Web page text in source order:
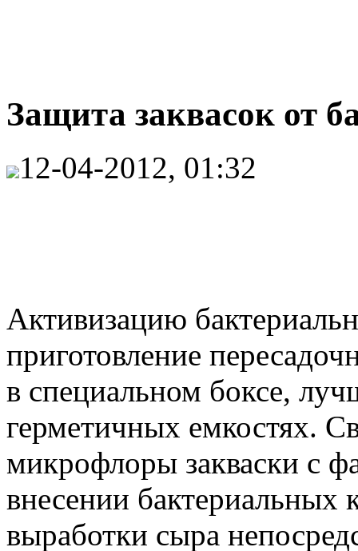
Защита заквасок от
12-04-2012, 01:32
Активизацию
приготовление
в специальном боксе,
герметичных емкостях.
микрофлоры закваски с
внесении бактериальных
выработки сыра